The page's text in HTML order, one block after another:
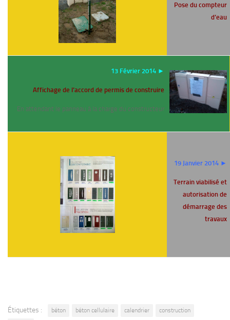
Pose du compteur
d’eau
13 Février 2014 ►
Affichage de l’accord de permis de construire
En attendant le panneau à la charge du constructeur
19 Janvier 2014 ►
Terrain viabilisé et
autorisation de
démarrage des
travaux
Étiquettes : béton béton cellulaire calendrier
construction